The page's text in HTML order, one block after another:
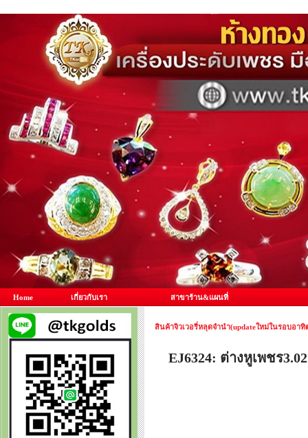
Home เกี่ยวกับเรา สาขาร้าน&แผนที่
สินค้าจิวเวอรี่หลุดจำนำ(updateใหม่ในรอบอาทิ
EJ6324: ต่างหูเพชร